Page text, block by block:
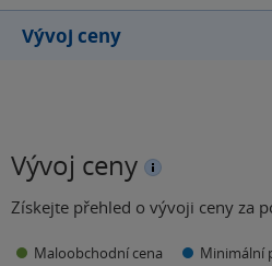
Vývoj ceny
Vývoj ceny
Získejte přehled o vývoji ceny za
Maloobchodní cena Minimální